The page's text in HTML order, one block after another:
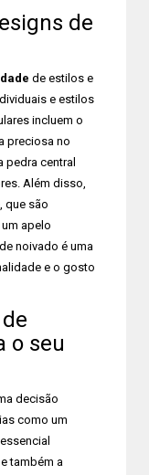
de
de estilos e
e estilos
incluem o
preciosa no
pedra central
Além disso,
que são
apelo
noivado é uma
e o gosto
o seu
decisão
como um
também a